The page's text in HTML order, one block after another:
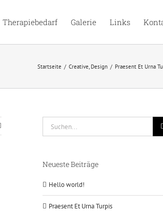
Therapiebedarf Galerie Links
Startseite / Creative Design / Praesent Et Urna
Neueste Beiträge
Hello world!
Praesent Et Urna Turpis